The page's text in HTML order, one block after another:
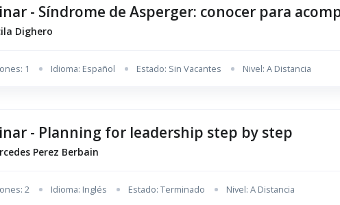
- Síndrome de Asperger: conocer para
Dighero
1 Idioma: Español Estado: Sin Vacantes Nivel: A Distancia
- Planning for leadership step by step
Perez Berbain
2 Idioma: Inglés Estado: Terminado Nivel: A Distancia